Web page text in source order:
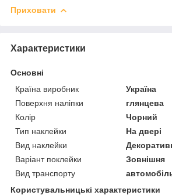
Приховати
Характеристики
Основні
Країна виробник
Україна
Поверхня наліпки
глянцева
Колір
Чорний
Тип наклейки
На двері
Вид наклейки
Варіант поклейки
Зовнішня
Вид транспорту
Користувальницькі характеристики